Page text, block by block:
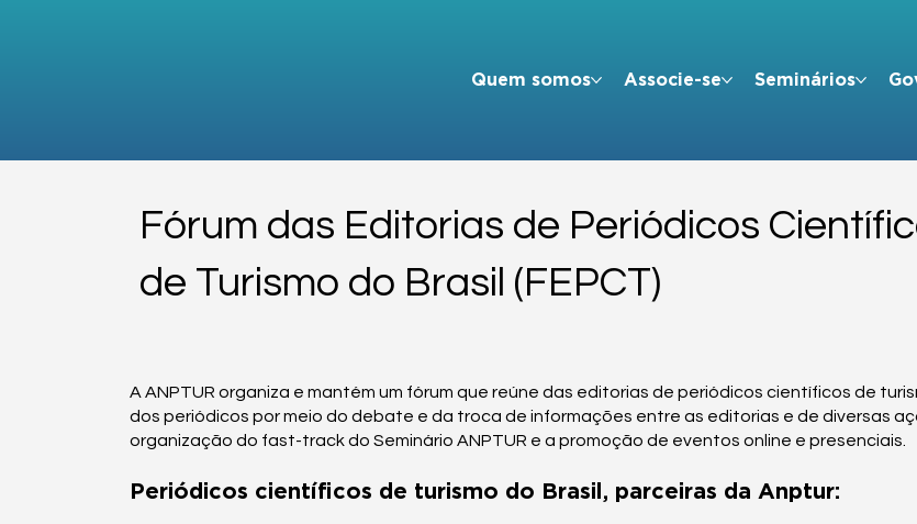
Quem somos Associe-se Seminários
Fórum das Editorias de Periódicos
de Turismo do Brasil (FEPCT)
A ANPTUR organiza e mantém um fórum que reúne das editorias de periódicos científicos de
dos periódicos por meio do debate e da troca de informações entre as editorias e de diversas
organização do fast-track do Seminário ANPTUR e a promoção de eventos online e presenciais.
Periódicos científicos de turismo do Brasil, parceiras da Anptur: